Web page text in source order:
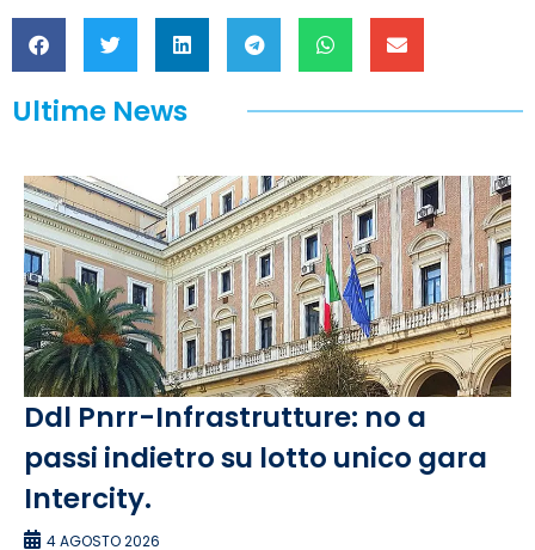
Ultime News
Ddl Pnrr-Infrastrutture: no a
passi indietro su lotto unico gara
Intercity.
4 AGOSTO 2026